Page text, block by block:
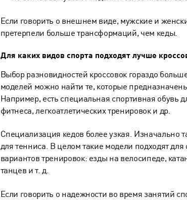
Если говорить о внешнем виде, мужские и
претерпели больше трансформаций, чем кеды.
Для каких видов спорта подходят лучше
Выбор разновидностей кроссовок гораздо
моделей можно найти те, которые
Например, есть специальная спортивная обувь
фитнеса, легкоатлетических тренировок и др.
Специализация кедов более узкая. Изначально
для тенниса. В целом такие модели подходят
вариантов тренировок: езды на велосипеде,
танцев и т. д.
Если говорить о надежности во время занятий